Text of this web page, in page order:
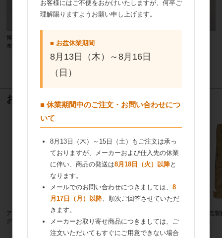
布 400個入
おすすめ商品
アリアケジャパン フォンドヴォー
グランクリュ 820g
ー 1kg
伊藤忠
15kg
お客様にはご不便をおかけいたしますが、何卒ご
理解賜りますようお願い申し上げます。
■ お盆休業期間
8月13日（木）～8月16日
（日）
■ 休業期間中のご注文・お問い合わせにつ
いて
8月13日（木）～15日（土）もご注文は承っ
ておりますが、メーカーおよび仕入先の休業
に伴い、商品の発送は8月18日（火）以降と
なります。
メールでのお問い合わせにつきましては、 8
月17日（月）以降、順次ご回答させていただ
きます。
メーカーお取り寄せ商品につきましては、ご
注文いただいてもすぐにご用意できない場合